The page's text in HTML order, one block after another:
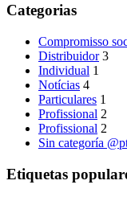
Categorias
Compromisso
Distribuidor 3
Individual 1
Notícias 4
Particulares 1
Profissional 2
Profissional 2
Sin categoría
Etiquetas